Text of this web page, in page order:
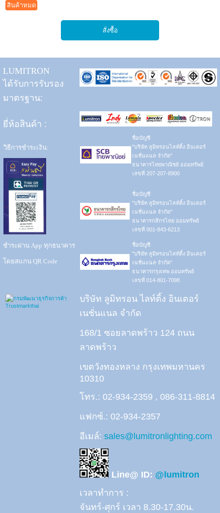
สินค้าหมด
LUMITRON
ได้รับการรับรอง
มาตรฐาน:
ยี่ห้อสินค้า :
วิธีการชำระเงิน:
ชำระผ่าน App ทุกธนาคาร
โดยสแกน QR Code
ชื่อบัญชี
"บริษัท ลูมิทรอนไลท์ติ้ง อินเตอร์
เนชั่นแนล จำกัด"
ธนาคารไทยพาณิชย์ ออมทรัพย์
เลขที่ 207-207-8900
ชื่อบัญชี
"บริษัท ลูมิทรอนไลท์ติ้ง อินเตอร์
เนชั่นแนล จำกัด"
ธนาคารกสิกรไทย ออมทรัพย์
เลขที่ 001-843-6213
ชื่อบัญชี
"บริษัท ลูมิทรอนไลท์ติ้ง อินเตอร์
เนชั่นแนล จำกัด"
ธนาคารกรุงเทพ ออมทรัพย์
เลขที่ 014-801-7098
บริษัท ลูมิทรอน ไลท์ติ้ง อินเตอร์
เนชั่นแนล จำกัด
168/1 ซอยลาดพร้าว 124 ถนน
ลาดพร้าว
เขตวังทองหลาง กรุงเทพมหานคร
10310
โทร.: 02-934-2359 , 086-311-8814
แฟกซ์.: 02-934-2357
อีเมล์: sales@lumitronlighting.com
Line@ ID: @lumitron
เวลาทำการ :
จันทร์-ศุกร์ เวลา 8.30-17.30น.